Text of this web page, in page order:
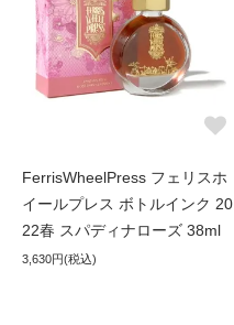
FerrisWheelPress フェリスホ
イールプレス ボトルインク 20
22春 スパディナローズ 38ml
3,630円(税込)